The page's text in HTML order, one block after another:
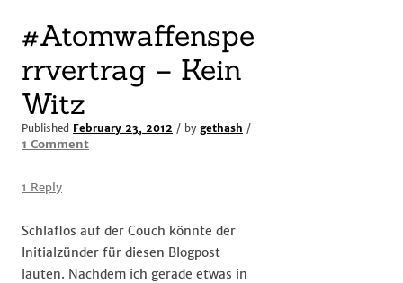
#Atomwaffenspe
rrvertrag – Kein
Witz
Published February 23, 2012 / by gethash /
1 Commenton
Witz
1 Reply
Schlaflos auf der Couch könnte der
Initialzünder für diesen Blogpost
lauten. Nachdem ich gerade etwas in